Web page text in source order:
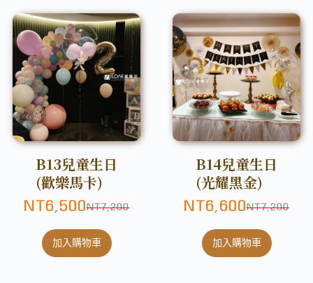
B13兒童生日
(歡樂馬卡)
NT7,200
NT6,500
加入購物車
B14兒童生日
(光耀黑金)
NT7,200
NT6,600
加入購物車